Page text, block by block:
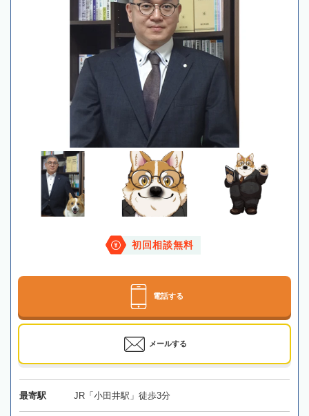
初回相談無料
電話する
メールする
最寄駅 JR「小田井駅」徒歩3分